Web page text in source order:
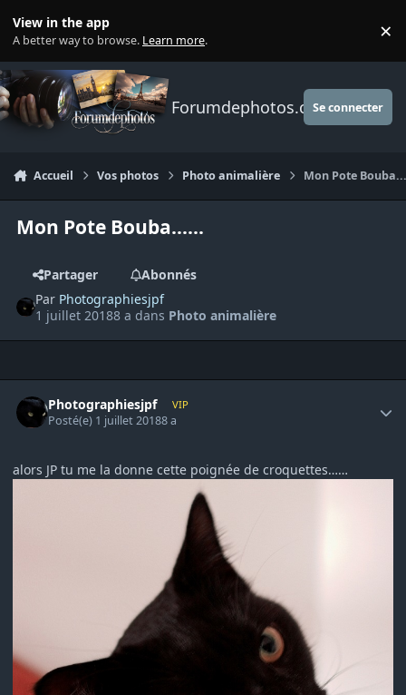
View in the app
A better way to browse. Learn more. ×
Forumdephotos.comSe connecter
Accueil Vos photos Photo animalière Mon Pote
Mon Pote Bouba......
Partager
Abonnés
Par Photographiesjpf
1 juillet 20188 a dans Photo animalière
Photographiesjpf VIP
Posté(e) 1 juillet 20188 a
alors JP tu me la donne cette poignée de croquettes……